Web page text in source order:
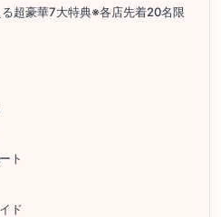
超豪華7大特典※各店先着20名限
ト
ド